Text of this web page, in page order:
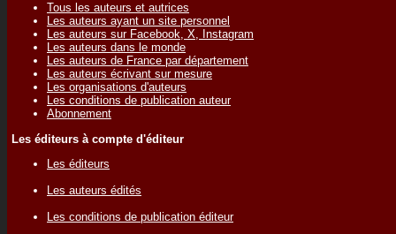
Tous les auteurs et autrices
Les auteurs ayant un site personnel
Les auteurs sur Facebook, X, Instagram
Les auteurs dans le monde
Les auteurs de France par département
Les auteurs écrivant sur mesure
Les organisations d'auteurs
Les conditions de publication auteur
Abonnement
Les éditeurs à compte d'éditeur
Les éditeurs
Les auteurs édités
Les conditions de publication éditeur